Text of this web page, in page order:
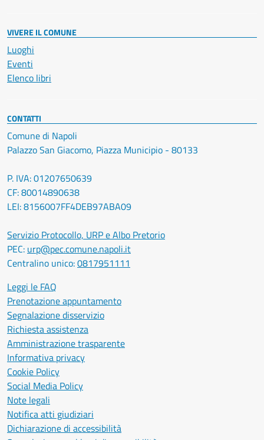
VIVERE IL COMUNE
Luoghi
Eventi
Elenco libri
CONTATTI
Comune di Napoli
Palazzo San Giacomo, Piazza Municipio - 80133
P. IVA: 01207650639
CF: 80014890638
LEI: 8156007FF4DEB97ABA09
Servizio Protocollo, URP e Albo Pretorio
PEC: urp@pec.comune.napoli.it
Centralino unico:0817951111
Leggi le FAQ
Prenotazione appuntamento
Segnalazione disservizio
Richiesta assistenza
Amministrazione trasparente
Informativa privacy
Cookie Policy
Social Media Policy
Note legali
Notifica atti giudiziari
Dichiarazione di accessibilità